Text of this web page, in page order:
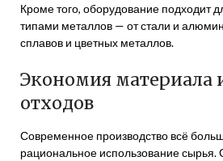
Кроме того, оборудование подходит
типами металлов — от стали и
сплавов и цветных металлов.
Экономия материала
отходов
Современное производство всё
рациональное использование